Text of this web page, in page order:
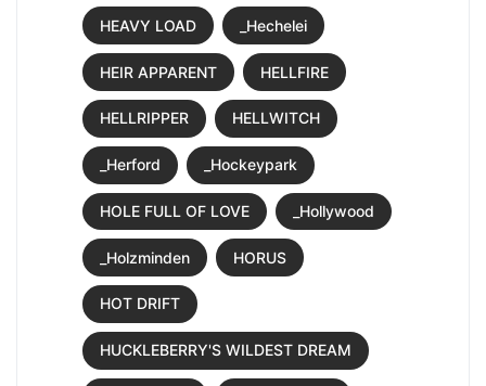
HEAVY LOAD _Hechelei
HEIR APPARENT HELLFIRE
HELLRIPPER HELLWITCH
_Herford _Hockeypark
HOLE FULL OF LOVE _Hollywood
_Holzminden HORUS
HOT DRIFT
HUCKLEBERRY'S WILDEST DREAM